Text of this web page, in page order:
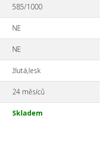
585/1000
NE
NE
žlutá,lesk
24 měsíců
Skladem